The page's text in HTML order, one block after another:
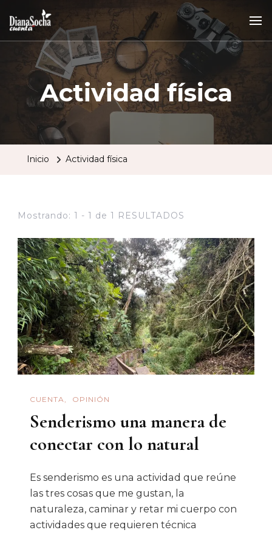
Actividad física
Inicio Actividad física
Mostrando: 1 - 1 de 1 RESULTADOS
CUENTA OPINIÓN
Senderismo una manera de
conectar con lo natural
Es senderismo es una actividad que reúne
las tres cosas que me gustan, la
naturaleza, caminar y retar mi cuerpo con
actividades que requieren técnica